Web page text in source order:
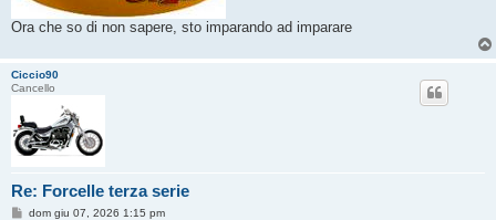
Ora che so di non sapere, sto imparando ad imparare
Ciccio90
Cancello
Re: Forcelle terza serie
Mdom giu 07, 2026 1:15 pm